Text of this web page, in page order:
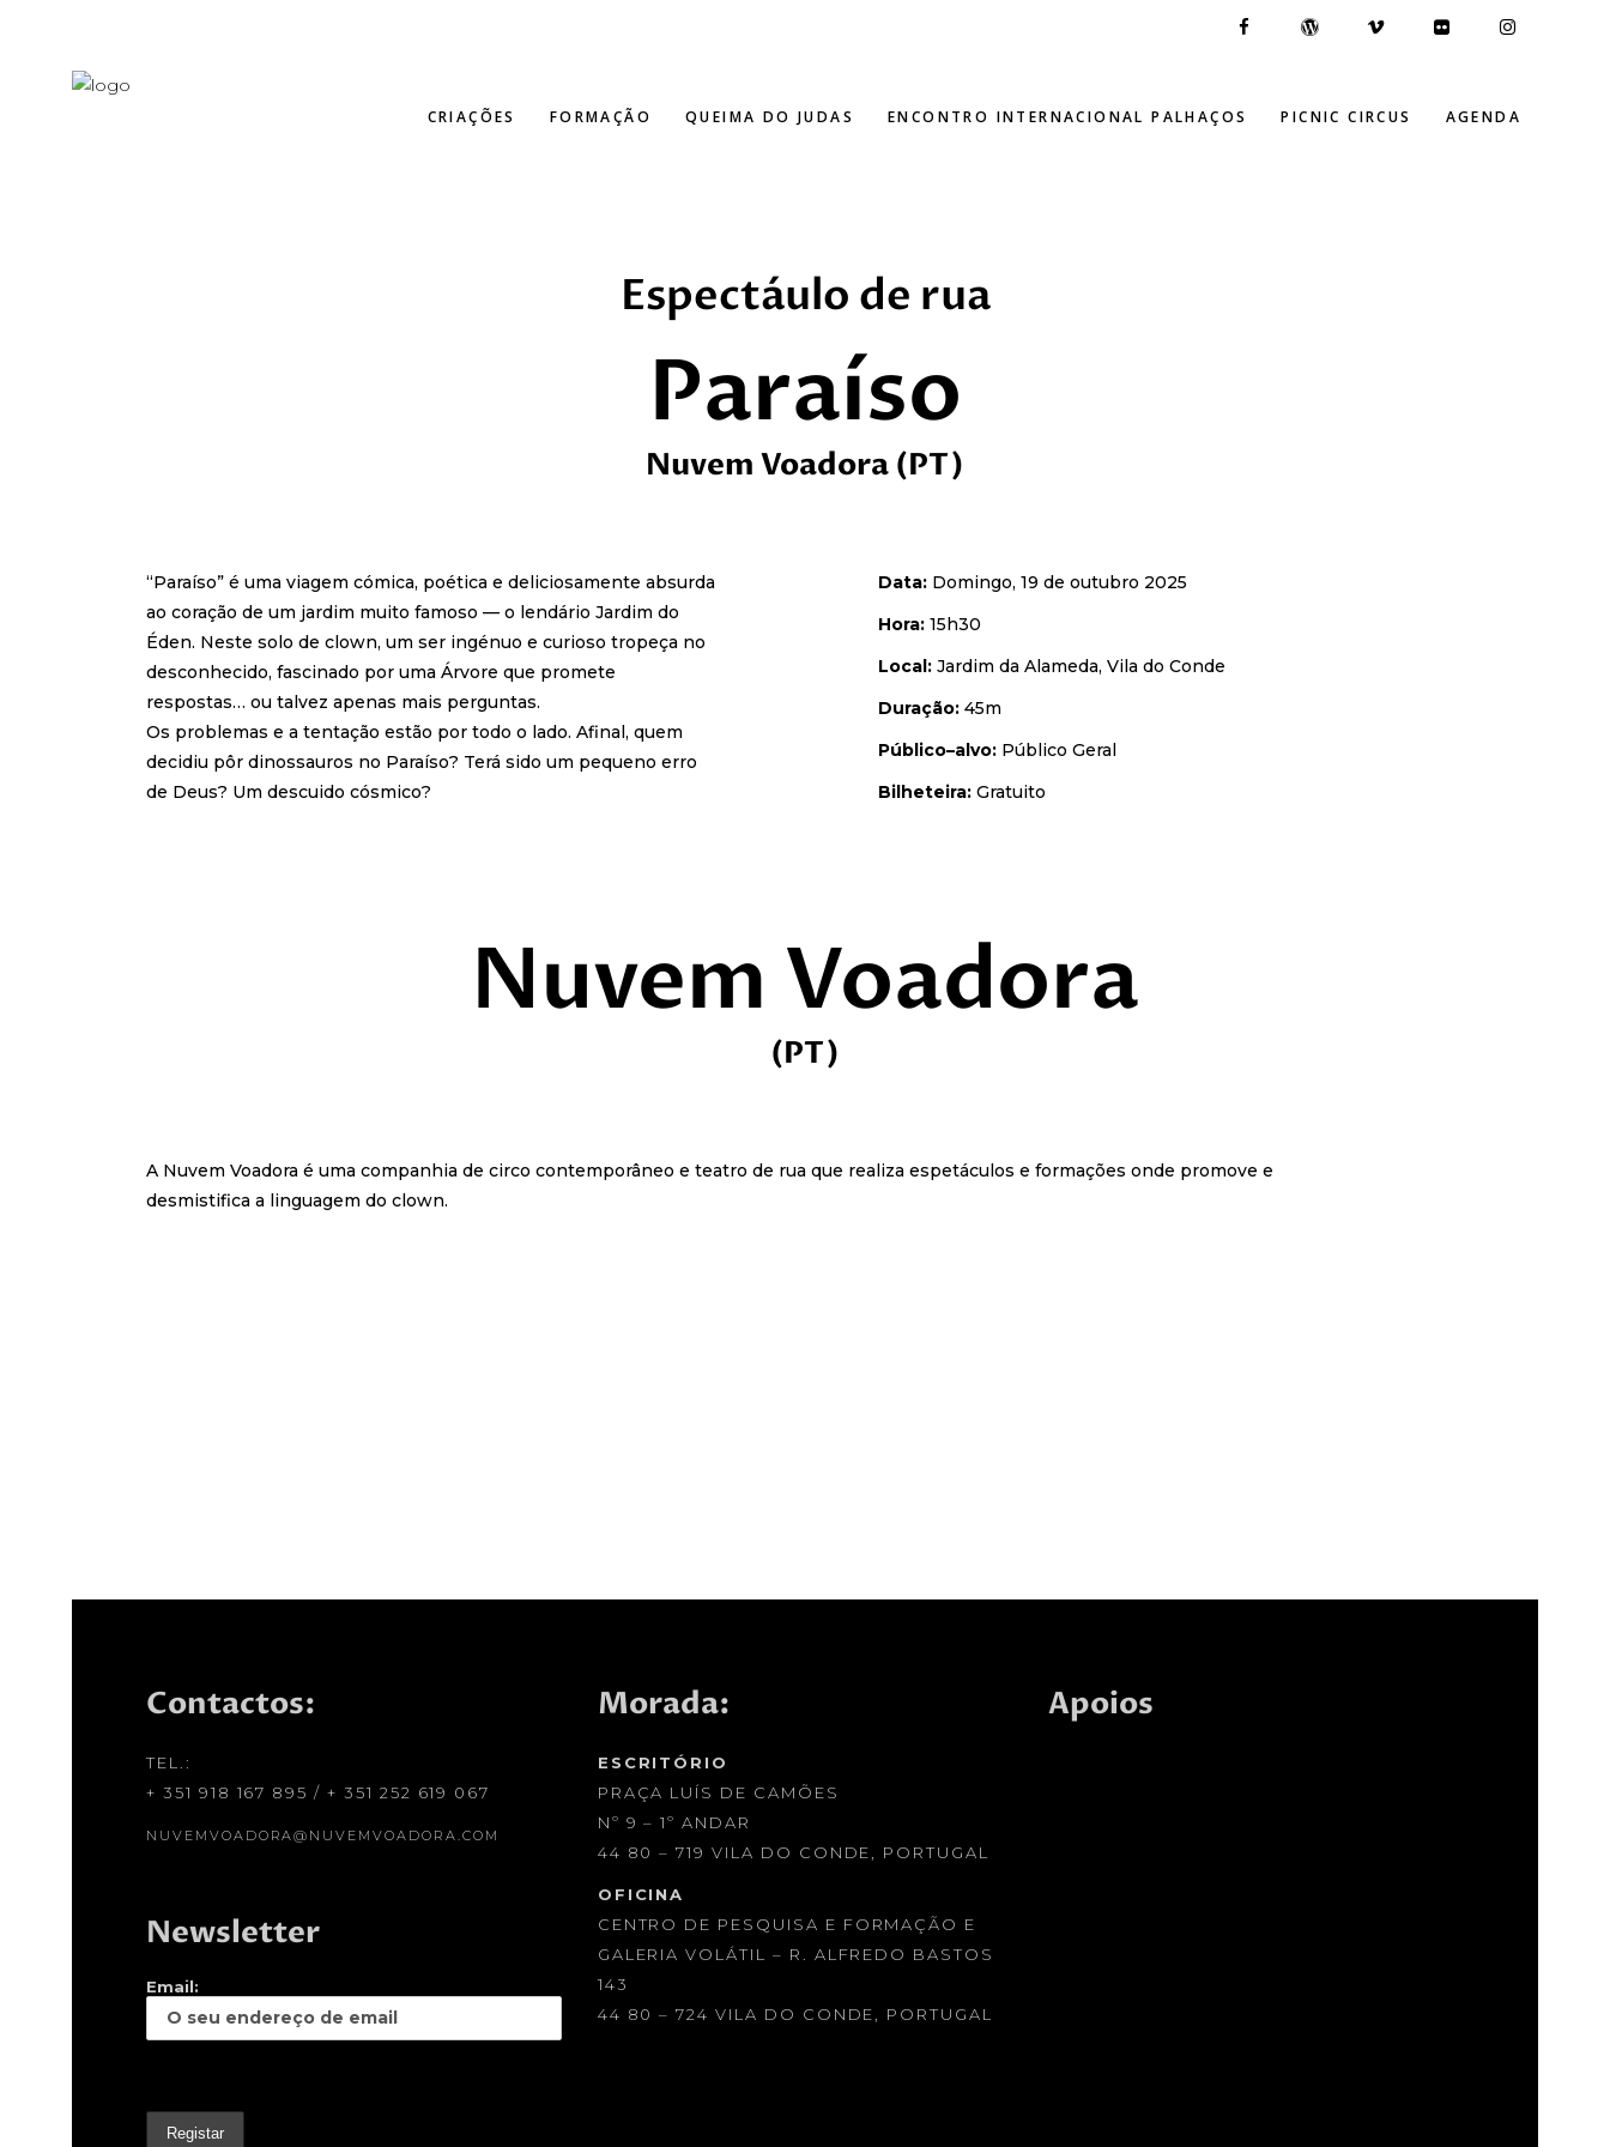
CRIAÇÕES FORMAÇÃO QUEIMA DO JUDAS ENCONTRO INTERNACIONAL PALHAÇOS PICNIC CIRCUS AGENDA
Espectáulo de rua
Paraíso
Nuvem Voadora (PT)
“Paraíso” é uma viagem cómica, poética e deliciosamente absurda
ao coração de um jardim muito famoso — o lendário Jardim do
Éden. Neste solo de clown, um ser ingénuo e curioso tropeça no
desconhecido, fascinado por uma Árvore que promete
respostas… ou talvez apenas mais perguntas.
Os problemas e a tentação estão por todo o lado. Afinal, quem
decidiu pôr dinossauros no Paraíso? Terá sido um pequeno erro
de Deus? Um descuido cósmico?
Data:Domingo, 19 de outubro 2025
Hora:15h30
Local:Jardim da Alameda, Vila do Conde
Duração:45m
Público–alvo:Público Geral
Bilheteira:Gratuito
Nuvem Voadora
(PT)
A Nuvem Voadora é uma companhia de circo contemporâneo e teatro de rua que realiza espetáculos e formações onde promove e
desmistifica a linguagem do clown.
Contactos:
TEL.:
+ 351 918 167 895 / + 351 252 619 067
NUVEMVOADORA@NUVEMVOADORA.COM
Newsletter
Email:
Morada:
ESCRITÓRIO
PRAÇA LUÍS DE CAMÕES
Nº 9 – 1º ANDAR
44 80 – 719 VILA DO CONDE, PORTUGAL
OFICINA
CENTRO DE PESQUISA E FORMAÇÃO E
GALERIA VOLÁTIL – R. ALFREDO BASTOS
143
44 80 – 724 VILA DO CONDE, PORTUGAL
Apoios